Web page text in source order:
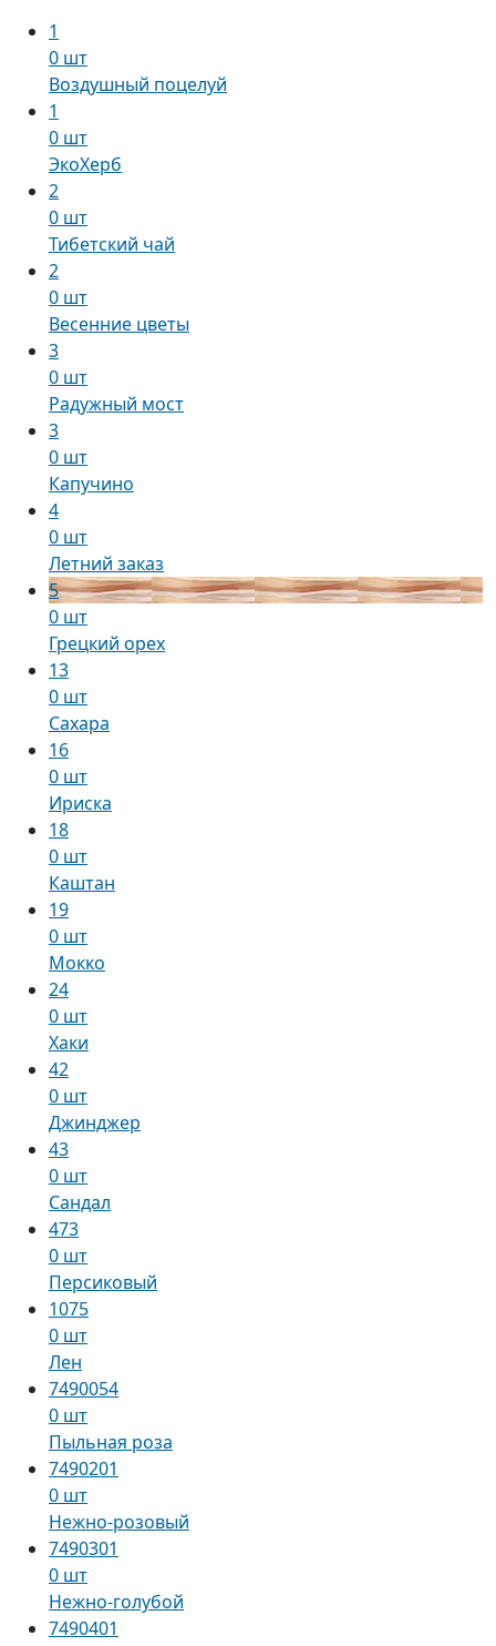
1
0 шт
Воздушный поцелуй
1
0 шт
ЭкоХерб
2
0 шт
Тибетский чай
2
0 шт
Весенние цветы
3
0 шт
Радужный мост
3
0 шт
Капучино
4
0 шт
Летний заказ
5
0 шт
Грецкий орех
13
0 шт
Сахара
16
0 шт
Ириска
18
0 шт
Каштан
19
0 шт
Мокко
24
0 шт
Хаки
42
0 шт
Джинджер
43
0 шт
Сандал
473
0 шт
Персиковый
1075
0 шт
Лен
7490054
0 шт
Пыльная роза
7490201
0 шт
Нежно-розовый
7490301
0 шт
Нежно-голубой
7490401